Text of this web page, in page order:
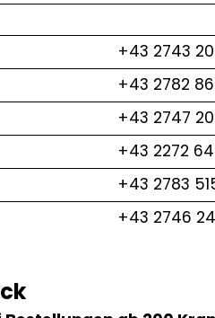
+43 2743
+43 2782
+43 2747
+43 2272
+43 2783
+43 2746